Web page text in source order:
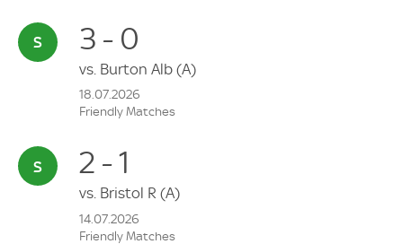
3 - 0
vs. Burton Alb (A)
18.07.2026
Friendly Matches
2 - 1
vs. Bristol R (A)
14.07.2026
Friendly Matches